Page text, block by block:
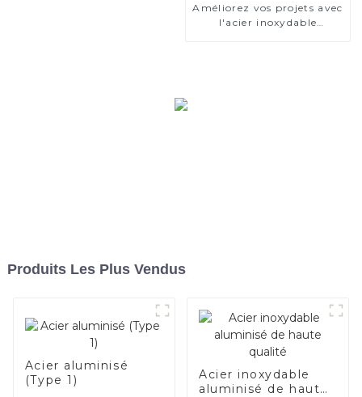
Améliorez vos projets avec
l'acier inoxydable
Produits Les Plus Vendus
Acier aluminisé
(Type 1)
Acier inoxydable
aluminisé de haute